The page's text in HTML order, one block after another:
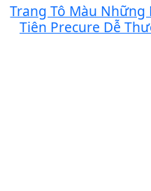
Trang Tô Màu Những
Tiên Precure Dễ